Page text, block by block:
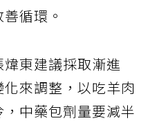
循環。
東建議採取漸進
來調整，以吃羊肉
中藥包劑量要減半